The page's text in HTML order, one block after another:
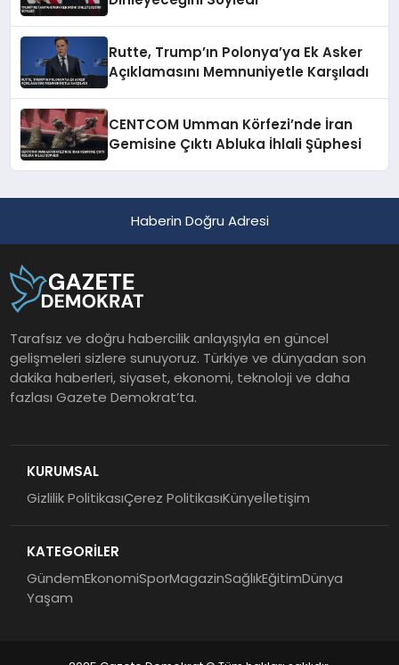
Rutte, Trump’ın Polonya’ya Ek Asker
Açıklamasını Memnuniyetle Karşıladı
CENTCOM Umman Körfezi’nde İran
Gemisine Çıktı Abluka İhlali Şüphesi
Haberin Doğru Adresi
Tarafsız ve doğru habercilik anlayışıyla en güncel
gelişmeleri sizlere sunuyoruz. Türkiye ve dünyadan son
dakika haberleri, siyaset, ekonomi, teknoloji ve daha
fazlası Gazete Demokrat’ta.
KURUMSAL
Gizlilik PolitikasıÇerez PolitikasıKünyeİletişim
KATEGORİLER
GündemEkonomiSporMagazinSağlıkEğitimDünya
Yaşam